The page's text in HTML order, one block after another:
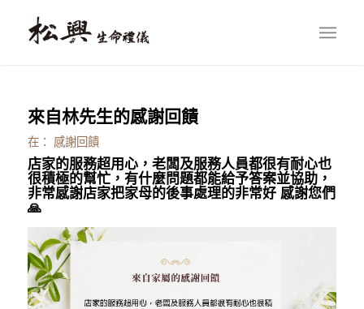
來自林先生的感謝回饋
在： 感謝回饋
店家的服務超用心，老闆及服務人員都很有耐心也
很積極的幫忙，有什麼問題都能給予答案並協助，
非常感謝店家把家母的後事處理的非常好 感謝您們
🙏